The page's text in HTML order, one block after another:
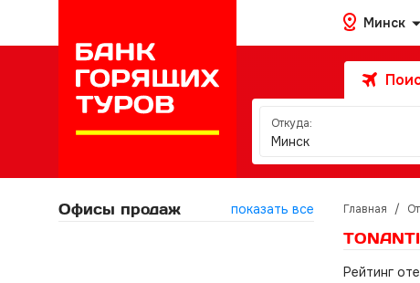
Минск
Откуда:
Минск
Офисы продаж показать все Главная /
Рейтинг